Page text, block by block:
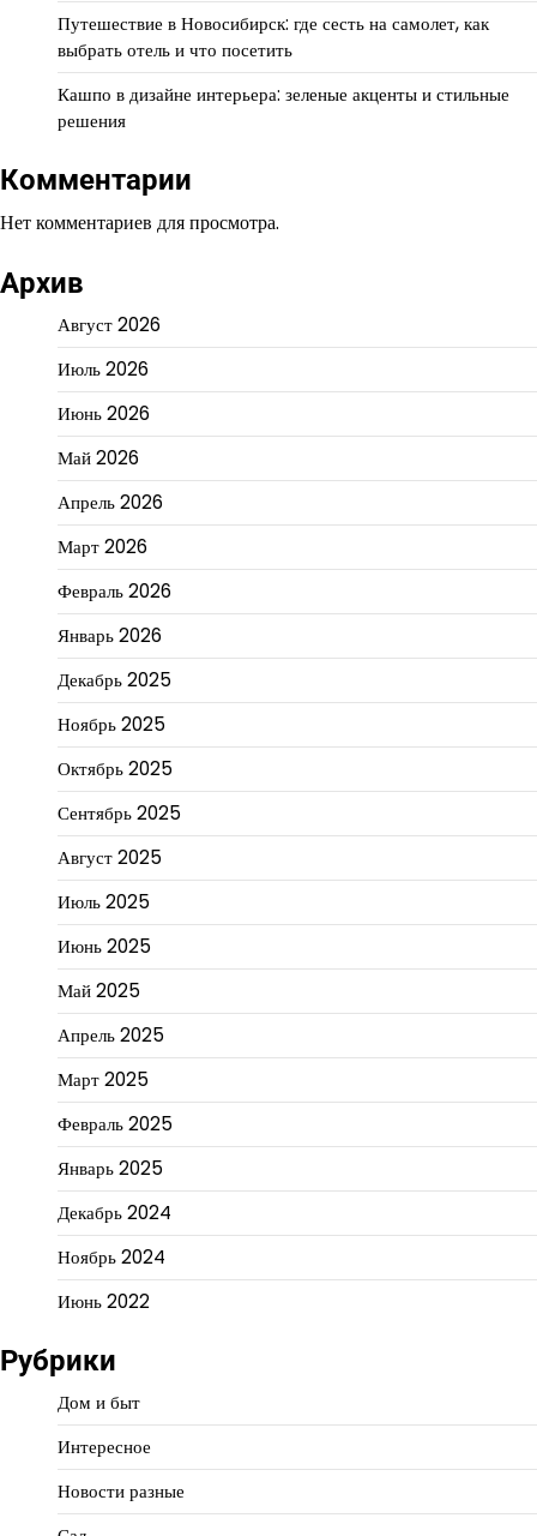
Путешествие в Новосибирск: где сесть на самолет, как
выбрать отель и что посетить
Кашпо в дизайне интерьера: зеленые акценты и стильные
решения
Комментарии
Нет комментариев для просмотра.
Архив
Август 2026
Июль 2026
Июнь 2026
Май 2026
Апрель 2026
Март 2026
Февраль 2026
Январь 2026
Декабрь 2025
Ноябрь 2025
Октябрь 2025
Сентябрь 2025
Август 2025
Июль 2025
Июнь 2025
Май 2025
Апрель 2025
Март 2025
Февраль 2025
Январь 2025
Декабрь 2024
Ноябрь 2024
Июнь 2022
Рубрики
Дом и быт
Интересное
Новости разные